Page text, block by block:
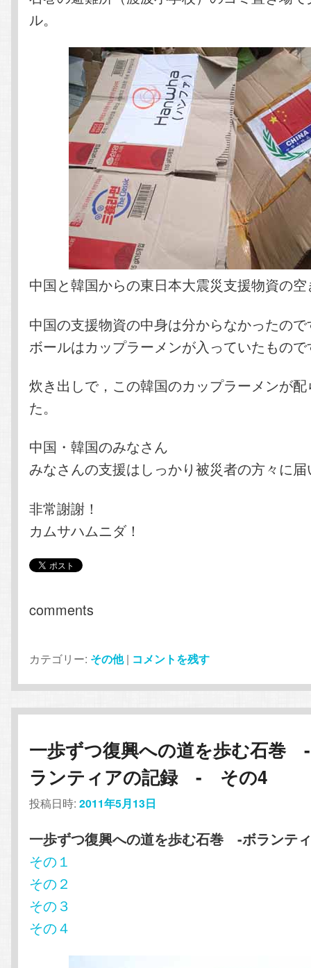
ル。
中国と韓国からの東日本大震災支援物資の
中国の支援物資の中身は分からなかったの
ボールはカップラーメンが入っていたもの
炊き出しで，この韓国のカップラーメンが
た。
中国・韓国のみなさん
みなさんの支援はしっかり被災者の方々に
非常謝謝！
カムサハムニダ！
comments
カテゴリー: その他 | コメントを残す
一歩ずつ復興への道を歩む石
ランティアの記録 - その4
投稿日時:2011年5月13日
一歩ずつ復興への道を歩む石巻 -ボランテ
その１
その２
その３
その４